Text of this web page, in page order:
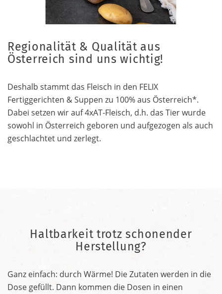
Regionalität & Qualität aus
Österreich sind uns wichtig!
Deshalb stammt das Fleisch in den FELIX
Fertiggerichten & Suppen zu 100% aus Österreich*.
Dabei setzen wir auf 4xAT-Fleisch, d.h. das Tier wurde
sowohl in Österreich geboren und aufgezogen als auch
geschlachtet und zerlegt.
Haltbarkeit trotz schonender
Herstellung?
Ganz einfach: durch Wärme! Die Zutaten werden in die
Dose gefüllt. Dann kommen die Dosen in einen